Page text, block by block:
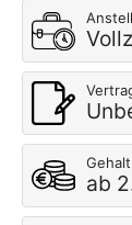
Gehalt
ab